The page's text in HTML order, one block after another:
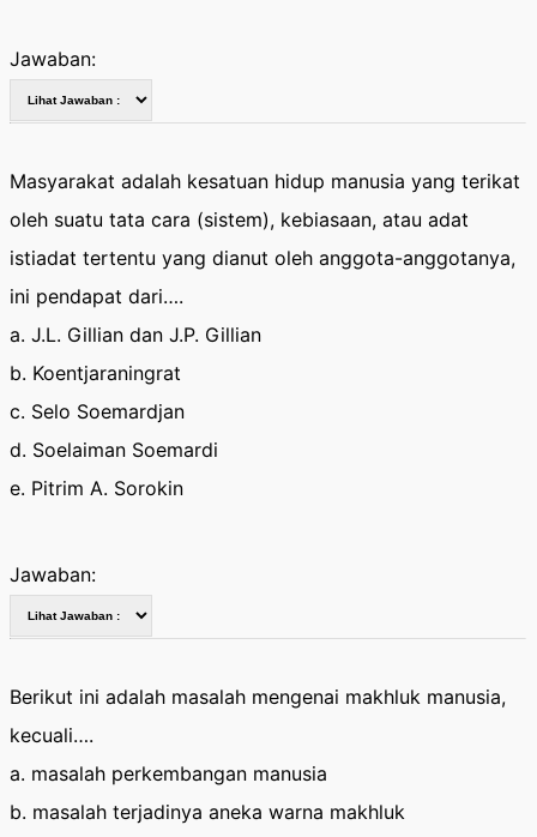
Jawaban:
Masyarakat adalah kesatuan hidup manusia yang terikat
oleh suatu tata cara (sistem), kebiasaan, atau adat
istiadat tertentu yang dianut oleh anggota-anggotanya,
ini pendapat dari….
a. J.L. Gillian dan J.P. Gillian
b. Koentjaraningrat
c. Selo Soemardjan
d. Soelaiman Soemardi
e. Pitrim A. Sorokin
Jawaban:
Berikut ini adalah masalah mengenai makhluk manusia,
kecuali….
a. masalah perkembangan manusia
b. masalah terjadinya aneka warna makhluk